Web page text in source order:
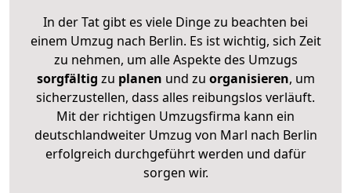
In der Tat gibt es viele Dinge zu beachten bei
einem Umzug nach Berlin. Es ist wichtig, sich Zeit
zu nehmen, um alle Aspekte des Umzugs
sorgfältig zu planen und zu organisieren, um
sicherzustellen, dass alles reibungslos verläuft.
Mit der richtigen Umzugsfirma kann ein
deutschlandweiter Umzug von Marl nach Berlin
erfolgreich durchgeführt werden und dafür
sorgen wir.